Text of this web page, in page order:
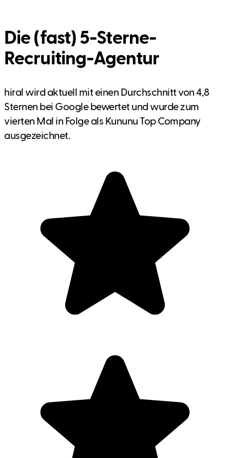
Die (fast) 5-Sterne-
Recruiting-Agentur
hiral wird aktuell mit einen Durchschnitt von 4,8
Sternen bei Google bewertet und wurde zum
vierten Mal in Folge als Kununu Top Company
ausgezeichnet.